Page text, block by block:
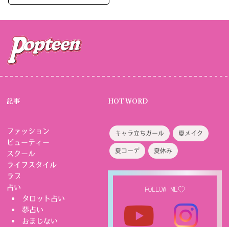
記事
ファッション
ビューティー
スクール
ライフスタイル
ラブ
占い
タロット占い
夢占い
おまじない
HOT WORD
キャラ立ちガール 夏メイク
夏コーデ 夏休み
FOLLOW ME♡